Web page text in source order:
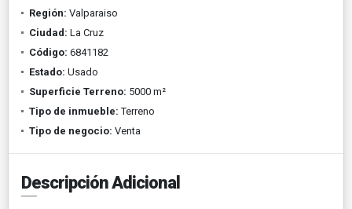
Región: Valparaiso
Ciudad: La Cruz
Código: 6841182
Estado: Usado
Superficie Terreno: 5000 m²
Tipo de inmueble: Terreno
Tipo de negocio: Venta
Descripción Adicional